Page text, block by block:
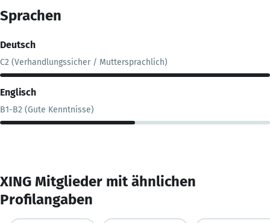
Sprachen
Deutsch
C2 (Verhandlungssicher / Muttersprachlich)
Englisch
B1-B2 (Gute Kenntnisse)
XING Mitglieder mit ähnlichen
Profilangaben